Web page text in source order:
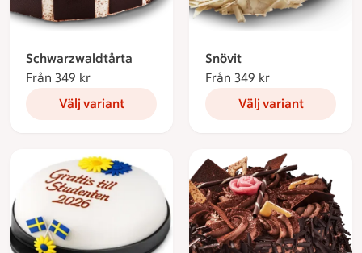
Schwarzwaldtårta
Från 349 kr
Välj variant
Snövit
Från 349 kr
Välj variant